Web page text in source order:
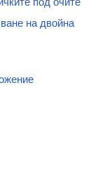
на двойна